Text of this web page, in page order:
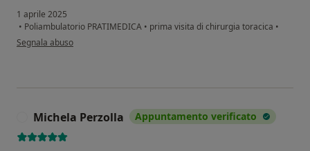
1 aprile 2025
• Poliambulatorio PRATIMEDICA • prima visita di chirurgia toracica •
secondo l'opinione dell'utente Ana maria
Segnala abuso
Michela Perzolla Appuntamento verificato